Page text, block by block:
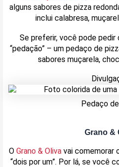
alguns sabores de pizza
inclui calabresa,
Se preferir, você pode pedir
“pedação” – um pedaço de
sabores muçarela,
Pedaço
Grano &
O Grano & Oliva vai comemorar
“dois por um”. Por lá, se você